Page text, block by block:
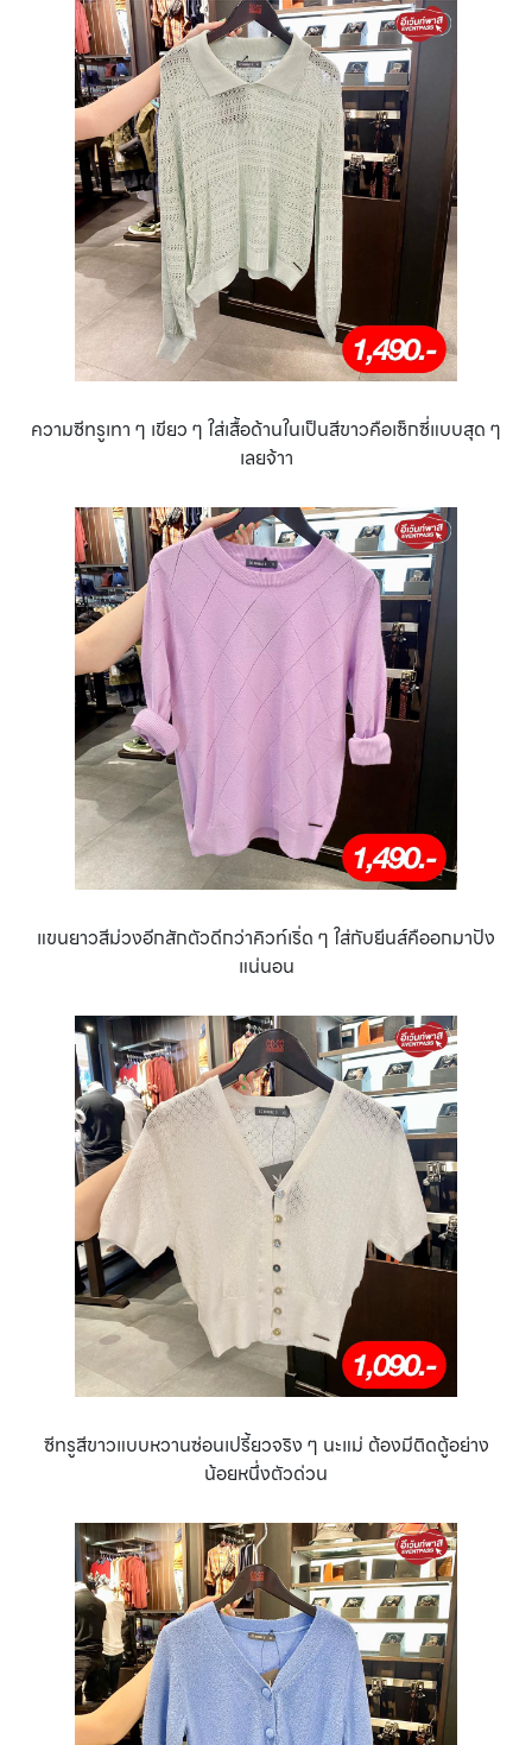
ความซีทรูเทา ๆ เขียว ๆ ใส่เสื้อด้านในเป็นสีขาวคือเซ็กซี่แบบสุด ๆ
เลยจ้าา
แขนยาวสีม่วงอีกสักตัวดีกว่าคิวท์เริ่ด ๆ ใส่กับยีนส์คืออกมาปัง
แน่นอน
ซีทรูสีขาวแบบหวานซ่อนเปรี้ยวจริง ๆ นะแม่ ต้องมีติดตู้อย่าง
น้อยหนึ่งตัวด่วน